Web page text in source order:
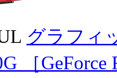
グラフィ
［